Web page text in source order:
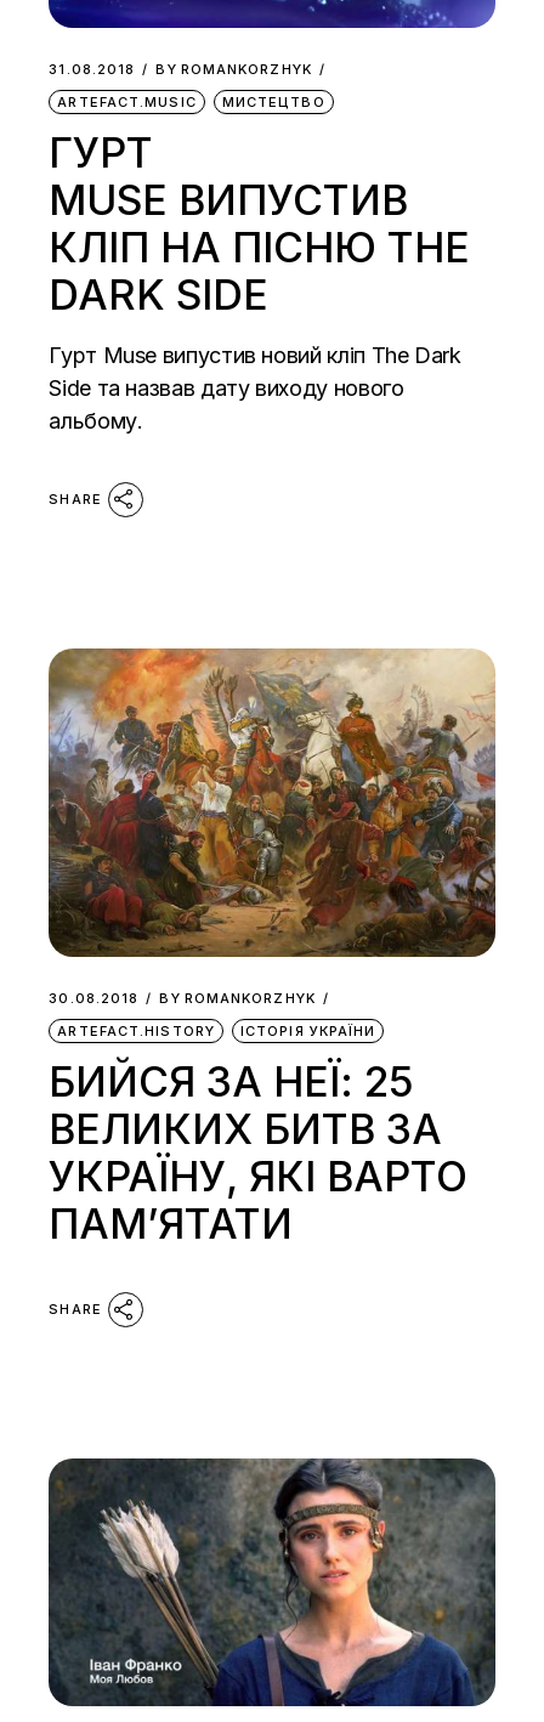
31.08.2018 BY ROMANKORZHYK
ARTEFACT.MUSIC
МИСТЕЦТВО
ГУРТ
MUSE ВИПУСТИВ
КЛІП НА ПІСНЮ THE
DARK SIDE
Гурт Muse випустив новий кліп The Dark
Side та назвав дату виходу нового
альбому.
SHARE
30.08.2018 BY ROMANKORZHYK
ARTEFACT.HISTORY
ІСТОРІЯ УКРАЇНИ
БИЙСЯ ЗА НЕЇ: 25
ВЕЛИКИХ БИТВ ЗА
УКРАЇНУ, ЯКІ ВАРТО
ПАМ’ЯТАТИ
SHARE